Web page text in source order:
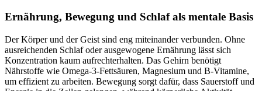
Ernährung, Bewegung und Schlaf als mentale Basis
Der Körper und der Geist sind eng miteinander verbunden. Ohne
ausreichenden Schlaf oder ausgewogene Ernährung lässt sich
Konzentration kaum aufrechterhalten. Das Gehirn benötigt
Nährstoffe wie Omega-3-Fettsäuren, Magnesium und B-Vitamine,
um effizient zu arbeiten. Bewegung sorgt dafür, dass Sauerstoff und